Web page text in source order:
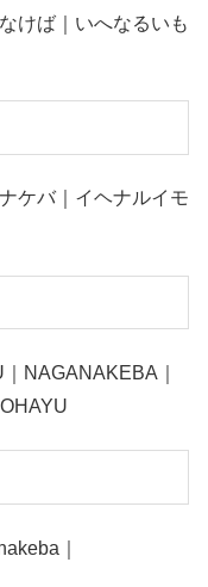
けば｜いへなるいも
ケバ｜イヘナルイモ
NAGANAKEBA｜
｜